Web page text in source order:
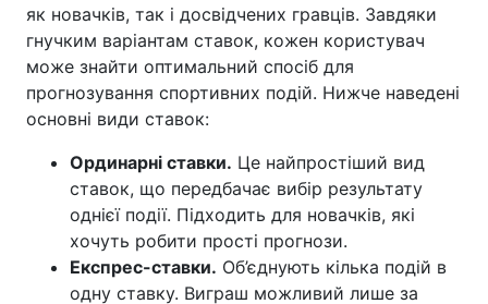
як новачків, так і досвідчених гравців. Завдяки
гнучким варіантам ставок, кожен користувач
може знайти оптимальний спосіб для
прогнозування спортивних подій. Нижче наведені
основні види ставок:
Ординарні ставки. Це найпростіший вид
ставок, що передбачає вибір результату
однієї події. Підходить для новачків, які
хочуть робити прості прогнози.
Експрес-ставки. Об’єднують кілька подій в
одну ставку. Виграш можливий лише за